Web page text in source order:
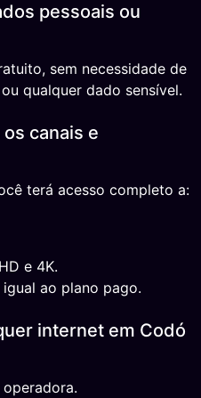
pessoais ou
sem necessidade de
qualquer dado sensível.
canais e
terá acesso completo a:
e 4K.
ao plano pago.
internet em Codó